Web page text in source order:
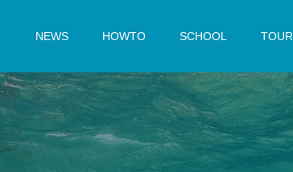
NEWS HOWTO SCHOOL TOUR